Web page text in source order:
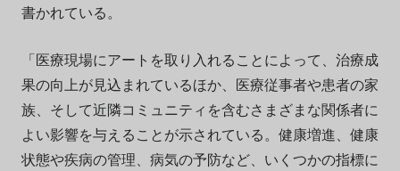
書かれている。
「医療現場にアートを取り入れることによって、治療成
果の向上が見込まれているほか、医療従事者や患者の家
族、そして近隣コミュニティを含むさまざまな関係者に
よい影響を与えることが示されている。健康増進、健康
状態や疾病の管理、病気の予防など、いくつかの指標に